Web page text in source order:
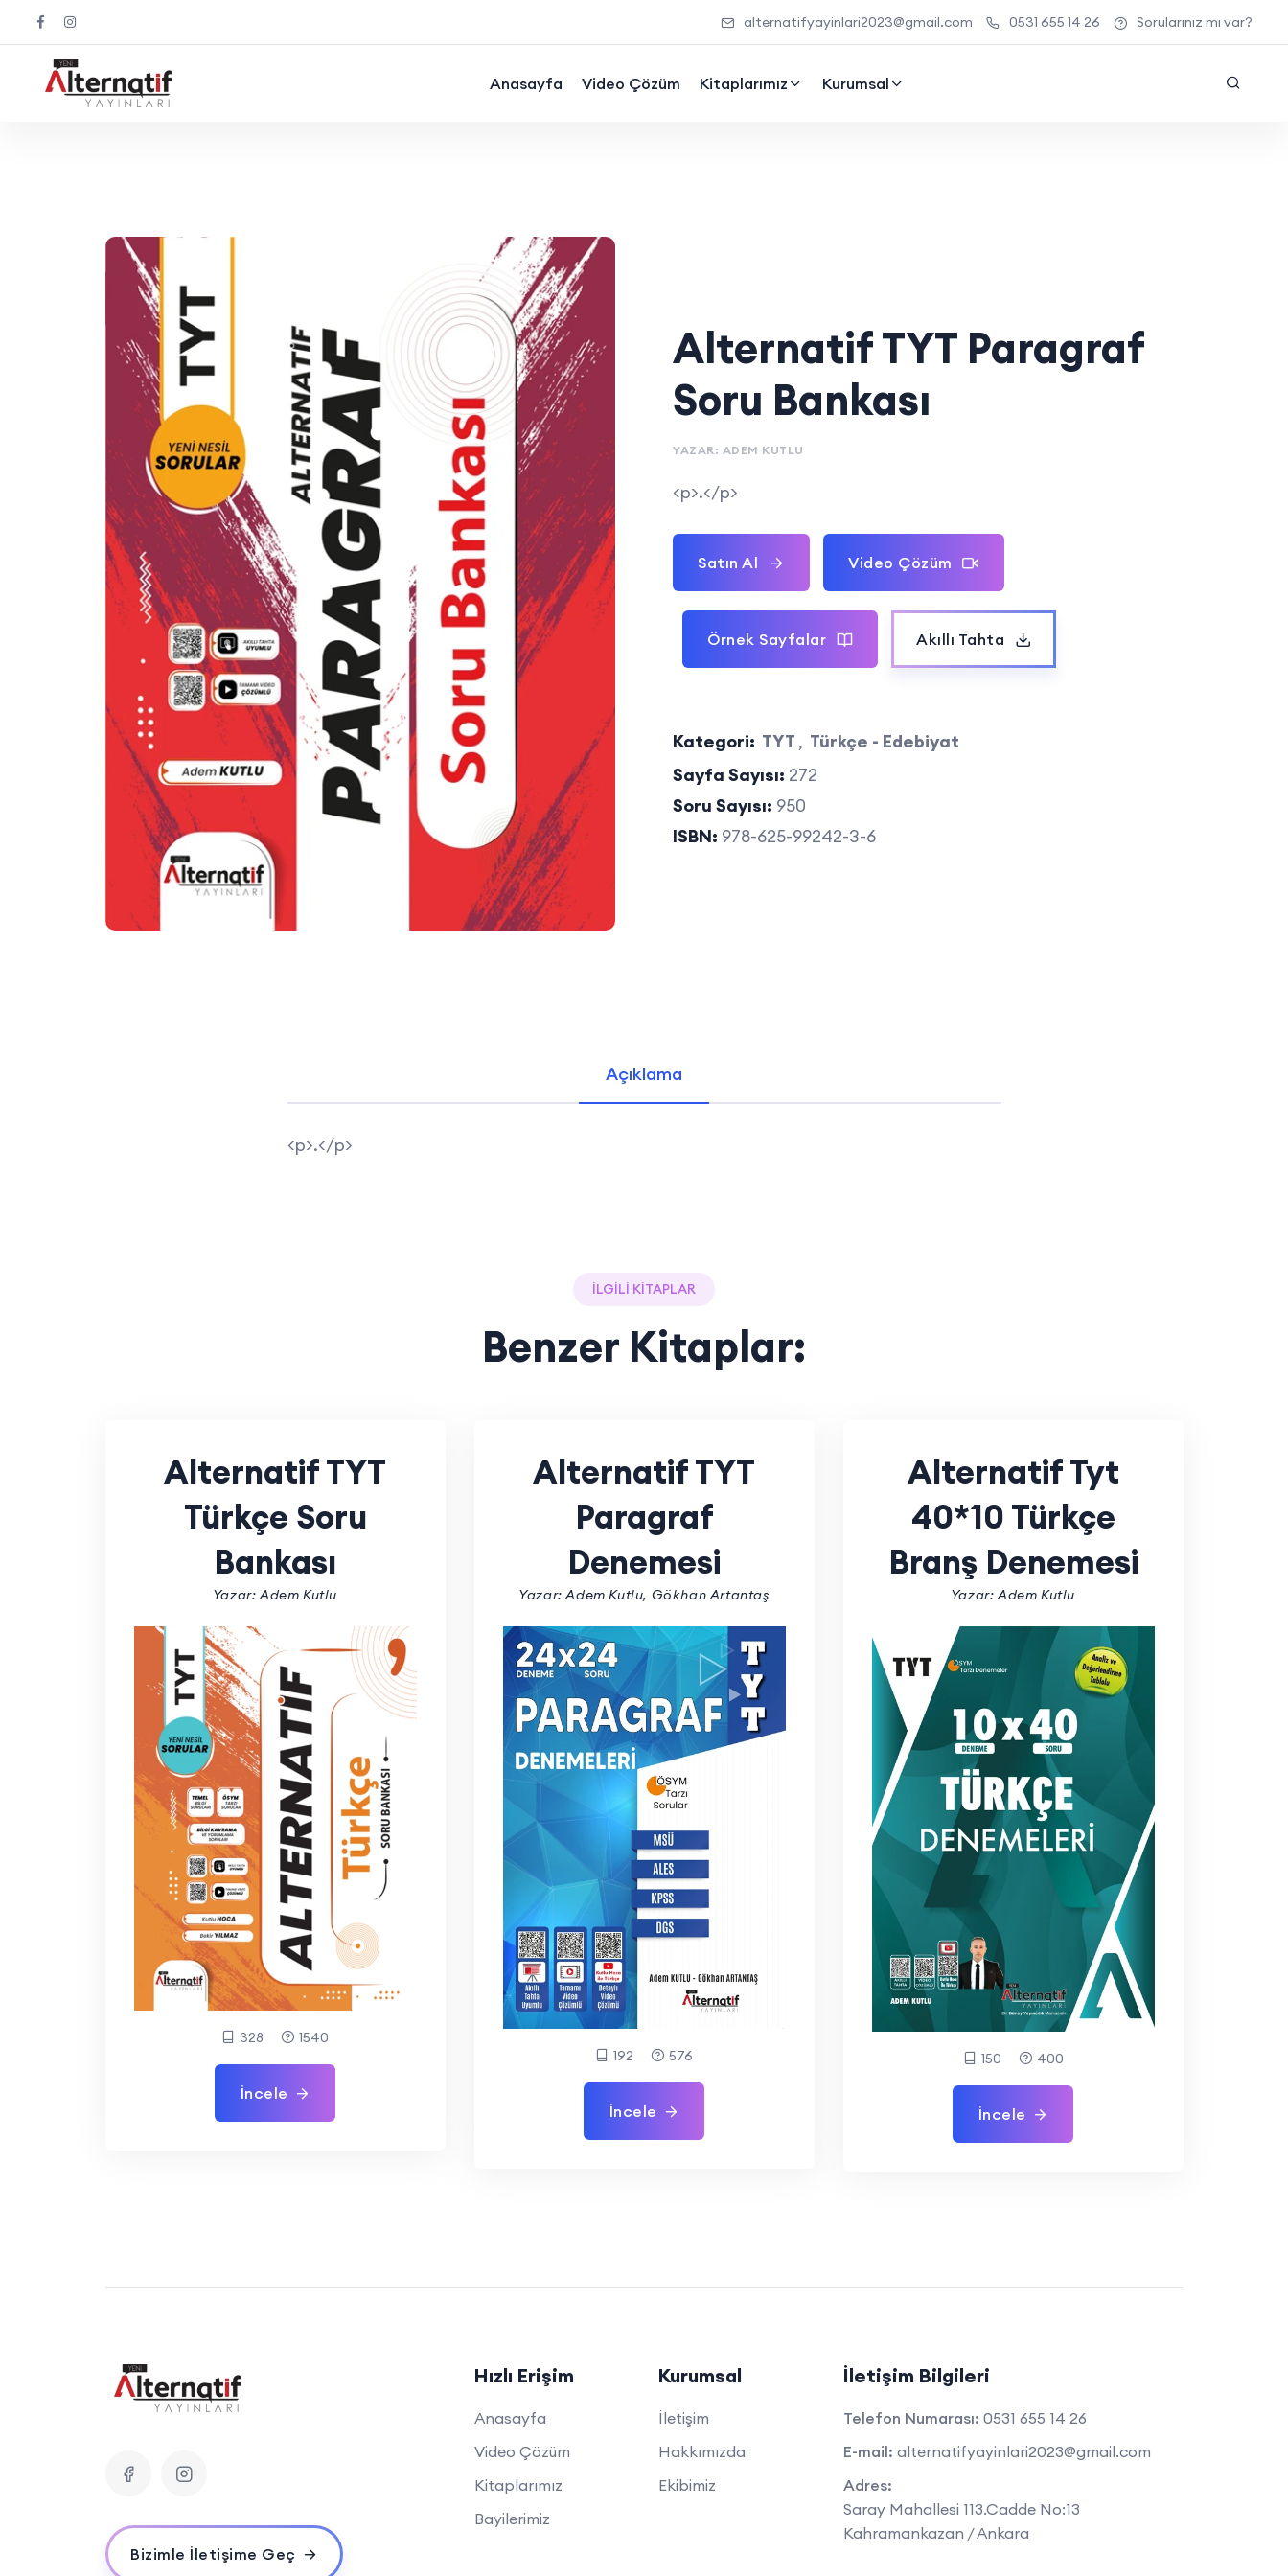
alternatifyayinlari2023@gmail.com 0531 655 14 26 Sorularınız mı var?
Anasayfa Video Çözüm Kitaplarımız Kurumsal
Alternatif TYT Paragraf
Soru Bankası
YAZAR: ADEM KUTLU
<p>.</p>
Satın Al Video Çözüm
Örnek Sayfalar Akıllı Tahta
Kategori: TYT , Türkçe - Edebiyat
Sayfa Sayısı: 272
Soru Sayısı: 950
ISBN: 978-625-99242-3-6
Açıklama
<p>.</p>
İLGİLİ KİTAPLAR
Benzer Kitaplar:
Alternatif TYT
Türkçe Soru
Bankası
Yazar: Adem Kutlu
328 1540
İncele
Alternatif TYT
Paragraf
Denemesi
Yazar: Adem Kutlu, Gökhan Artantaş
192 576
İncele
Alternatif Tyt
40*10 Türkçe
Branş Denemesi
Yazar: Adem Kutlu
150 400
İncele
Bizimle İletişime Geç
Hızlı Erişim
Anasayfa
Video Çözüm
Kitaplarımız
Bayilerimiz
Kurumsal
İletişim
Hakkımızda
Ekibimiz
İletişim Bilgileri
Telefon Numarası: 0531 655 14 26
E-mail: alternatifyayinlari2023@gmail.com
Adres:
Saray Mahallesi 113.Cadde No:13
Kahramankazan / Ankara